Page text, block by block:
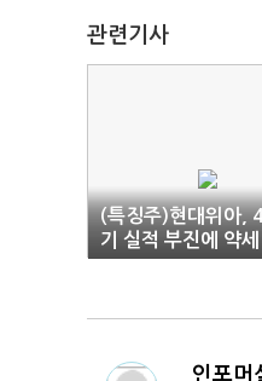
관련기사
(특징주)현대위아,
기 실적 부진에 약세
인포머